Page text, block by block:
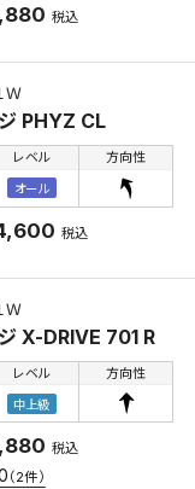
税込
Ｗ
PHYZ CL
レベル
オール
方向性
税込
Ｗ
X-DRIVE 701 R
レベル
中上級
方向性
税込
（2件）